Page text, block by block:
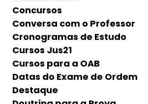
Concursos
Conversa com o Professor
Cronogramas de Estudo
Cursos Jus21
Cursos para a OAB
Datas do Exame de Ordem
Destaque